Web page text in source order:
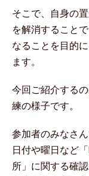
そこで、自身の
を解消すること
なることを目的
ます。
今回ご紹介する
練の様子です。
参加者のみなさ
日付や曜日など
所」に関する確